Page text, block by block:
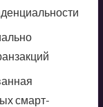
смарт-